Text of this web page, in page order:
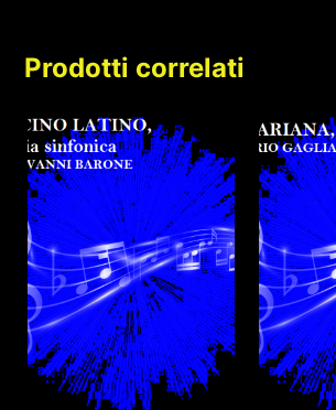
Prodotti correlati